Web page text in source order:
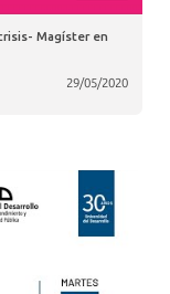
Magíster en
29/05/2020